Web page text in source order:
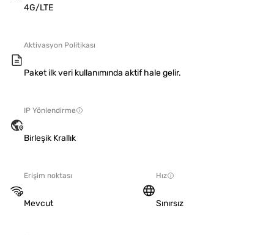
4G/LTE
Aktivasyon Politikası
Paket ilk veri kullanımında aktif hale gelir.
IP Yönlendirme
Birleşik Krallık
Erişim noktası
Mevcut
Hız
Sınırsız